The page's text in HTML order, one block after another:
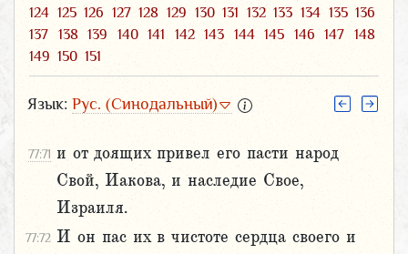
124 125 126 127 128 129 130 131 132 133 134 135 136
137
138 139 140 141 142 143 144 145 146 147
148
149 150 151
Язык: Рус. (Синодальный)
77:71 и от доящих привел его пасти народ
Свой, Иакова, и наследие Свое,
Израиля.
77:72 И он пас их в чистоте сердца своего и